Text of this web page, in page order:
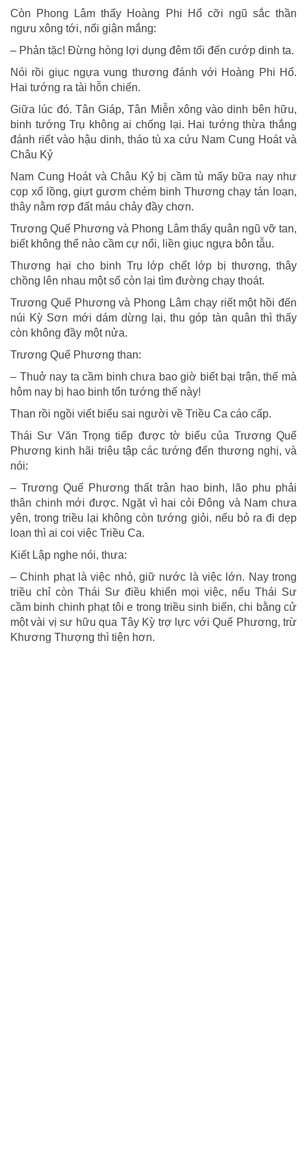
Còn Phong Lâm thấy Hoàng Phi Hổ cỡi ngũ sắc thần
ngưu xông tới, nổi giận mắng:
– Phản tặc! Ðừng hòng lợi dụng đêm tối đến cướp dinh ta.
Nói rồi giục ngựa vung thương đánh với Hoàng Phi Hổ.
Hai tướng ra tài hỗn chiến.
Giữa lúc đó. Tân Giáp, Tân Miễn xông vào dinh bên hữu,
binh tướng Trụ không ai chống lại. Hai tướng thừa thắng
đánh riết vào hậu dinh, tháo tù xa cứu Nam Cung Hoát và
Châu Kỷ
Nam Cung Hoát và Châu Kỷ bị cầm tù mấy bữa nay như
cọp xổ lồng, giựt gươm chém binh Thương chạy tán loạn,
thây nằm rợp đất máu chảy đầy chơn.
Trương Quế Phương và Phong Lâm thấy quân ngũ vỡ tan,
biết không thể nào cầm cự nổi, liền giục ngựa bôn tẫu.
Thương hại cho binh Trụ lớp chết lớp bị thương, thây
chồng lên nhau một số còn lại tìm đường chạy thoát.
Trương Quế Phương và Phong Lâm chạy riết một hồi đến
núi Kỳ Sơn mới dám dừng lại, thu góp tàn quân thì thấy
còn không đầy một nửa.
Trương Quế Phương than:
– Thuở nay ta cầm binh chưa bao giờ biết bại trận, thế mà
hôm nay bị hao binh tổn tướng thế này!
Than rồi ngồi viết biểu sai người về Triều Ca cáo cấp.
Thái Sư Văn Trọng tiếp được tờ biểu của Trương Quế
Phương kinh hãi triệu tập các tướng đến thương nghị, và
nói:
– Trương Quế Phương thất trận hao binh, lão phu phải
thân chinh mới được. Ngặt vì hai cỏi Ðông và Nam chưa
yên, trong triều lại không còn tướng giỏi, nếu bỏ ra đi dẹp
loạn thì ai coi việc Triều Ca.
Kiết Lập nghe nói, thưa:
– Chinh phạt là việc nhỏ, giữ nước là việc lớn. Nay trong
triều chỉ còn Thái Sư điều khiển mọi việc, nếu Thái Sư
cầm binh chinh phạt tôi e trong triều sinh biến, chi bằng cử
một vài vị sư hữu qua Tây Kỳ trợ lực với Quế Phương, trừ
Khương Thượng thì tiện hơn.